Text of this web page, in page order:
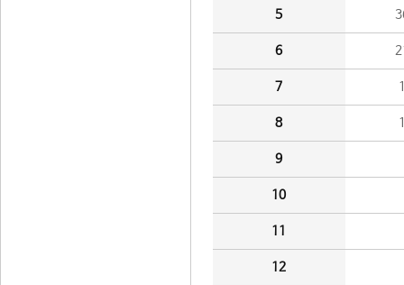
5
6
7
8
9
10
11
12